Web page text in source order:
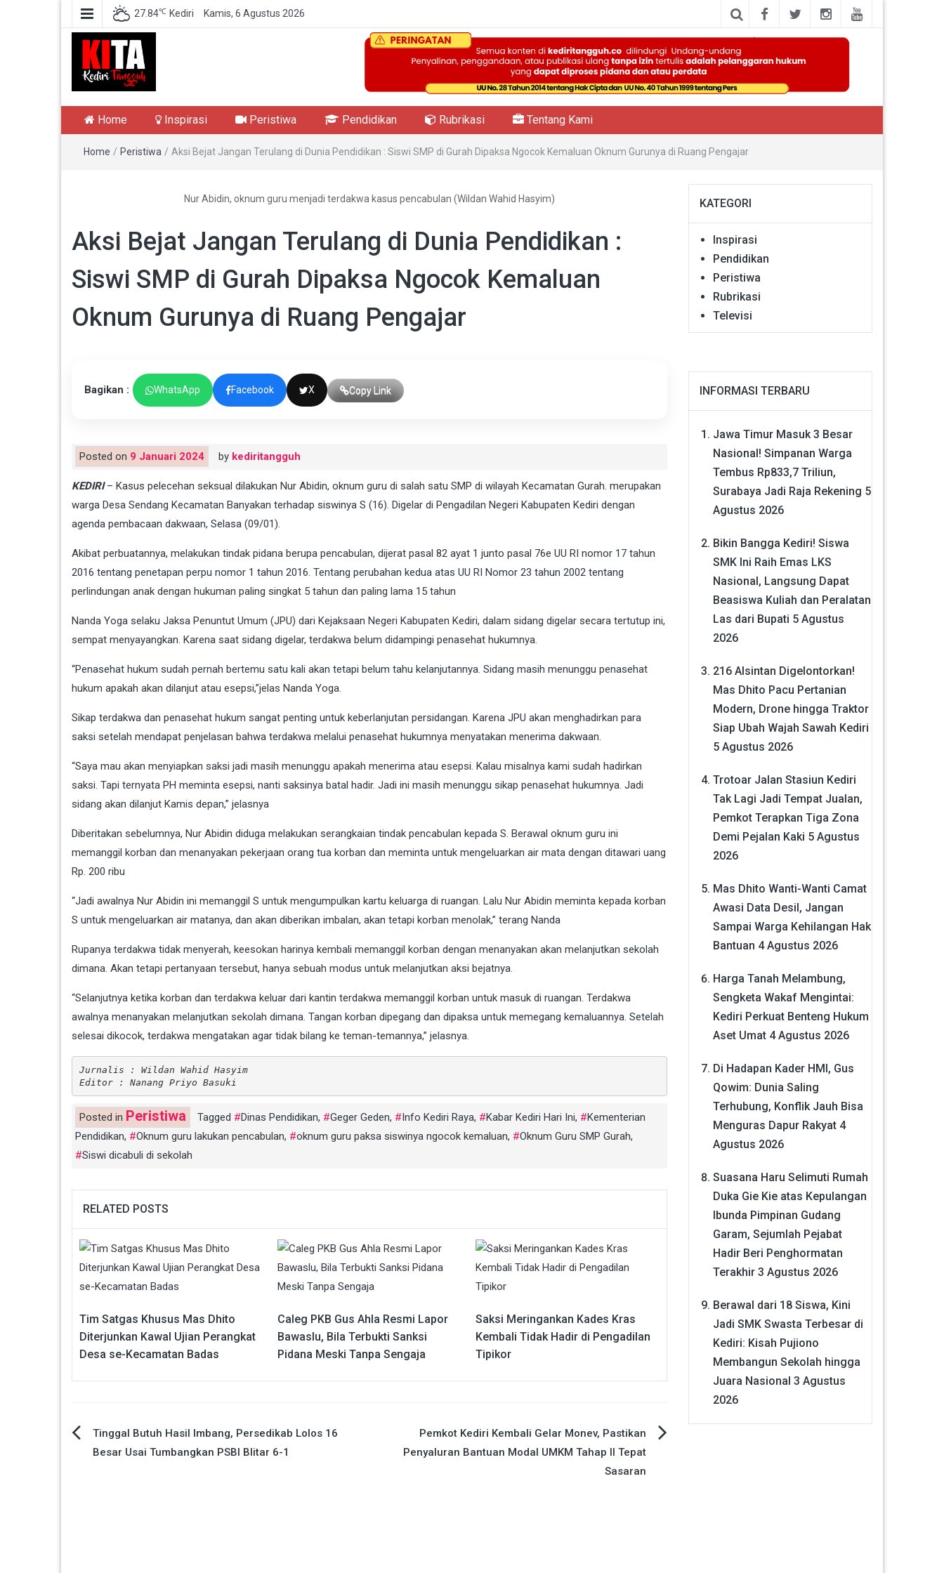
27.84℃ Kediri Kamis, 6 Agustus 2026
Kediri Tangguh
Home Inspirasi Peristiwa Pendidikan Rubrikasi Tentang Kami
Home / Peristiwa / Aksi Bejat Jangan Terulang di Dunia Pendidikan : Siswi SMP di Gurah Dipaksa Ngocok Kemaluan Oknum Gurunya di Ruang Pengajar
Nur Abidin, oknum guru menjadi terdakwa kasus pencabulan (Wildan Wahid Hasyim)
Aksi Bejat Jangan Terulang di Dunia Pendidikan :
Siswi SMP di Gurah Dipaksa Ngocok Kemaluan
Oknum Gurunya di Ruang Pengajar
Bagikan : WhatsApp Facebook X Copy Link
Posted on 9 Januari 2024 by kediritangguh
KEDIRI– Kasus pelecehan seksual dilakukan Nur Abidin, oknum guru di salah satu SMP di wilayah Kecamatan Gurah. merupakan
warga Desa Sendang Kecamatan Banyakan terhadap siswinya S (16). Digelar di Pengadilan Negeri Kabupaten Kediri dengan
agenda pembacaan dakwaan, Selasa (09/01).
Akibat perbuatannya, melakukan tindak pidana berupa pencabulan, dijerat pasal 82 ayat 1 junto pasal 76e UU RI nomor 17 tahun
2016 tentang penetapan perpu nomor 1 tahun 2016. Tentang perubahan kedua atas UU RI Nomor 23 tahun 2002 tentang
perlindungan anak dengan hukuman paling singkat 5 tahun dan paling lama 15 tahun
Nanda Yoga selaku Jaksa Penuntut Umum (JPU) dari Kejaksaan Negeri Kabupaten Kediri, dalam sidang digelar secara tertutup ini,
sempat menyayangkan. Karena saat sidang digelar, terdakwa belum didampingi penasehat hukumnya.
“Penasehat hukum sudah pernah bertemu satu kali akan tetapi belum tahu kelanjutannya. Sidang masih menunggu penasehat
hukum apakah akan dilanjut atau esepsi,”jelas Nanda Yoga.
Sikap terdakwa dan penasehat hukum sangat penting untuk keberlanjutan persidangan. Karena JPU akan menghadirkan para
saksi setelah mendapat penjelasan bahwa terdakwa melalui penasehat hukumnya menyatakan menerima dakwaan.
“Saya mau akan menyiapkan saksi jadi masih menunggu apakah menerima atau esepsi. Kalau misalnya kami sudah hadirkan
saksi. Tapi ternyata PH meminta esepsi, nanti saksinya batal hadir. Jadi ini masih menunggu sikap penasehat hukumnya. Jadi
sidang akan dilanjut Kamis depan,” jelasnya
Diberitakan sebelumnya, Nur Abidin diduga melakukan serangkaian tindak pencabulan kepada S. Berawal oknum guru ini
memanggil korban dan menanyakan pekerjaan orang tua korban dan meminta untuk mengeluarkan air mata dengan ditawari uang
Rp. 200 ribu
“Jadi awalnya Nur Abidin ini memanggil S untuk mengumpulkan kartu keluarga di ruangan. Lalu Nur Abidin meminta kepada korban
S untuk mengeluarkan air matanya, dan akan diberikan imbalan, akan tetapi korban menolak,” terang Nanda
Rupanya terdakwa tidak menyerah, keesokan harinya kembali memanggil korban dengan menanyakan akan melanjutkan sekolah
dimana. Akan tetapi pertanyaan tersebut, hanya sebuah modus untuk melanjutkan aksi bejatnya.
“Selanjutnya ketika korban dan terdakwa keluar dari kantin terdakwa memanggil korban untuk masuk di ruangan. Terdakwa
awalnya menanyakan melanjutkan sekolah dimana. Tangan korban dipegang dan dipaksa untuk memegang kemaluannya. Setelah
selesai dikocok, terdakwa mengatakan agar tidak bilang ke teman-temannya,” jelasnya.
Jurnalis : Wildan Wahid Hasyim
Editor : Nanang Priyo Basuki
Posted in Peristiwa Tagged Dinas Pendidikan, Geger Geden, Info Kediri Raya, Kabar Kediri Hari Ini,
Kementerian
Pendidikan, Oknum guru lakukan pencabulan, oknum guru paksa siswinya ngocok kemaluan, Oknum Guru SMP Gurah,
Siswi dicabuli di sekolah
RELATED POSTS
Tim Satgas Khusus Mas Dhito
Diterjunkan Kawal Ujian Perangkat
Desa se-Kecamatan Badas
Caleg PKB Gus Ahla Resmi Lapor
Bawaslu, Bila Terbukti Sanksi
Pidana Meski Tanpa Sengaja
Saksi Meringankan Kades Kras
Kembali Tidak Hadir di Pengadilan
Tipikor
Navigasi
Tinggal Butuh Hasil Imbang, Persedikab Lolos 16
Besar Usai Tumbangkan PSBI Blitar 6-1
Pemkot Kediri Kembali Gelar Monev, Pastikan
Penyaluran Bantuan Modal UMKM Tahap II Tepat
Sasaran
KATEGORI
Inspirasi
Pendidikan
Peristiwa
Rubrikasi
Televisi
INFORMASI TERBARU
Jawa Timur Masuk 3 Besar
Nasional! Simpanan Warga
Tembus Rp833,7 Triliun,
Surabaya Jadi Raja Rekening 5
Agustus 2026
Bikin Bangga Kediri! Siswa
SMK Ini Raih Emas LKS
Nasional, Langsung Dapat
Beasiswa Kuliah dan Peralatan
Las dari Bupati 5 Agustus
2026
216 Alsintan Digelontorkan!
Mas Dhito Pacu Pertanian
Modern, Drone hingga Traktor
Siap Ubah Wajah Sawah Kediri
5 Agustus 2026
Trotoar Jalan Stasiun Kediri
Tak Lagi Jadi Tempat Jualan,
Pemkot Terapkan Tiga Zona
Demi Pejalan Kaki 5 Agustus
2026
Mas Dhito Wanti-Wanti Camat
Awasi Data Desil, Jangan
Sampai Warga Kehilangan Hak
Bantuan 4 Agustus 2026
Harga Tanah Melambung,
Sengketa Wakaf Mengintai:
Kediri Perkuat Benteng Hukum
Aset Umat 4 Agustus 2026
Di Hadapan Kader HMI, Gus
Qowim: Dunia Saling
Terhubung, Konflik Jauh Bisa
Menguras Dapur Rakyat 4
Agustus 2026
Suasana Haru Selimuti Rumah
Duka Gie Kie atas Kepulangan
Ibunda Pimpinan Gudang
Garam, Sejumlah Pejabat
Hadir Beri Penghormatan
Terakhir 3 Agustus 2026
Berawal dari 18 Siswa, Kini
Jadi SMK Swasta Terbesar di
Kediri: Kisah Pujiono
Membangun Sekolah hingga
Juara Nasional 3 Agustus
2026